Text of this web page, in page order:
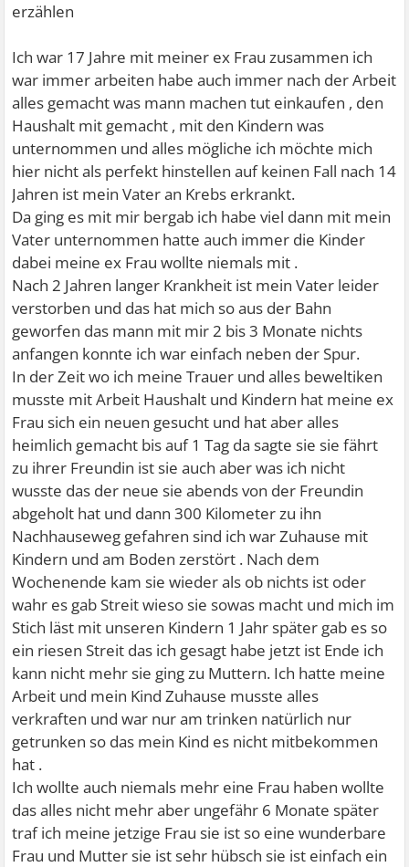
erzählen
Ich war 17 Jahre mit meiner ex Frau zusammen ich
war immer arbeiten habe auch immer nach der Arbeit
alles gemacht was mann machen tut einkaufen , den
Haushalt mit gemacht , mit den Kindern was
unternommen und alles mögliche ich möchte mich
hier nicht als perfekt hinstellen auf keinen Fall nach 14
Jahren ist mein Vater an Krebs erkrankt.
Da ging es mit mir bergab ich habe viel dann mit mein
Vater unternommen hatte auch immer die Kinder
dabei meine ex Frau wollte niemals mit .
Nach 2 Jahren langer Krankheit ist mein Vater leider
verstorben und das hat mich so aus der Bahn
geworfen das mann mit mir 2 bis 3 Monate nichts
anfangen konnte ich war einfach neben der Spur.
In der Zeit wo ich meine Trauer und alles beweltiken
musste mit Arbeit Haushalt und Kindern hat meine ex
Frau sich ein neuen gesucht und hat aber alles
heimlich gemacht bis auf 1 Tag da sagte sie sie fährt
zu ihrer Freundin ist sie auch aber was ich nicht
wusste das der neue sie abends von der Freundin
abgeholt hat und dann 300 Kilometer zu ihn
Nachhauseweg gefahren sind ich war Zuhause mit
Kindern und am Boden zerstört . Nach dem
Wochenende kam sie wieder als ob nichts ist oder
wahr es gab Streit wieso sie sowas macht und mich im
Stich läst mit unseren Kindern 1 Jahr später gab es so
ein riesen Streit das ich gesagt habe jetzt ist Ende ich
kann nicht mehr sie ging zu Muttern. Ich hatte meine
Arbeit und mein Kind Zuhause musste alles
verkraften und war nur am trinken natürlich nur
getrunken so das mein Kind es nicht mitbekommen
hat .
Ich wollte auch niemals mehr eine Frau haben wollte
das alles nicht mehr aber ungefähr 6 Monate später
traf ich meine jetzige Frau sie ist so eine wunderbare
Frau und Mutter sie ist sehr hübsch sie ist einfach ein